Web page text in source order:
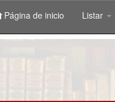
Página de inicio Listar